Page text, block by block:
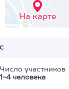
На карте
Число участников
1-4 человека